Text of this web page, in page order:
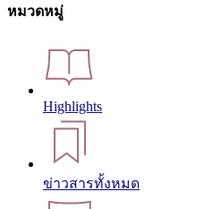
หมวดหมู่
Highlights
ข่าวสารทั้งหมด